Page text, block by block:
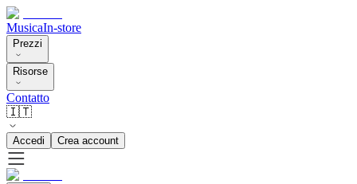
MusicaIn-store
Prezzi
Risorse
Contatto
🇮🇹
Accedi Crea account